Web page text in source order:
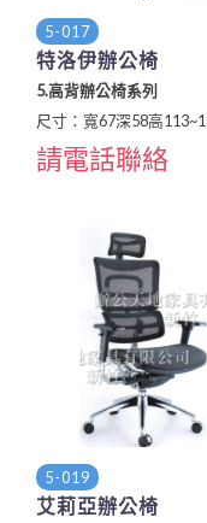
5-017
特洛伊辦公椅
5.高背辦公椅系列
尺寸：寬67深58高
請電話聯絡
5-019
艾莉亞辦公椅